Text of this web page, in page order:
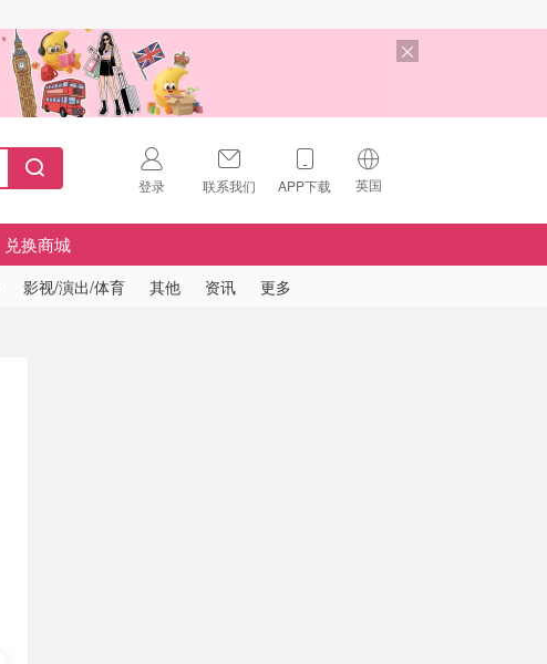
登录 联系我们 APP下载 英国
🇺🇸
🇨🇳
中国
兑换商城
影视/演出/体育 其他 资讯 更多